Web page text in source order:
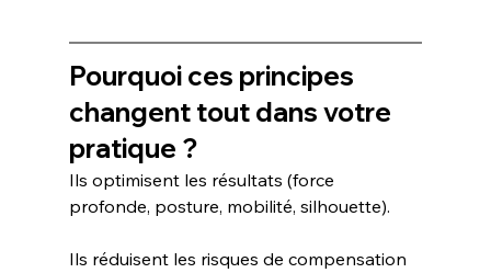
Pourquoi ces principes
changent tout dans votre
pratique ?
Ils optimisent les résultats (force
profonde, posture, mobilité, silhouette).
Ils réduisent les risques de compensation